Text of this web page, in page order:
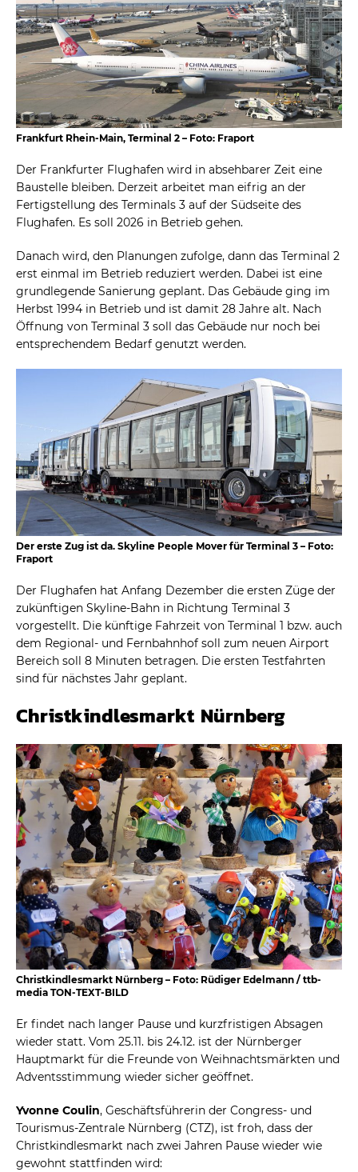
Frankfurt Rhein-Main, Terminal 2 – Foto: Fraport
Der Frankfurter Flughafen wird in absehbarer Zeit eine
Baustelle bleiben. Derzeit arbeitet man eifrig an der
Fertigstellung des Terminals 3 auf der Südseite des
Flughafen. Es soll 2026 in Betrieb gehen.
Danach wird, den Planungen zufolge, dann das Terminal 2
erst einmal im Betrieb reduziert werden. Dabei ist eine
grundlegende Sanierung geplant. Das Gebäude ging im
Herbst 1994 in Betrieb und ist damit 28 Jahre alt. Nach
Öffnung von Terminal 3 soll das Gebäude nur noch bei
entsprechendem Bedarf genutzt werden.
Der erste Zug ist da. Skyline People Mover für Terminal 3 – Foto:
Fraport
Der Flughafen hat Anfang Dezember die ersten Züge der
zukünftigen Skyline-Bahn in Richtung Terminal 3
vorgestellt. Die künftige Fahrzeit von Terminal 1 bzw. auch
dem Regional- und Fernbahnhof soll zum neuen Airport
Bereich soll 8 Minuten betragen. Die ersten Testfahrten
sind für nächstes Jahr geplant.
Christkindlesmarkt Nürnberg
Christkindlesmarkt Nürnberg – Foto: Rüdiger Edelmann / ttb-
media TON-TEXT-BILD
Er findet nach langer Pause und kurzfristigen Absagen
wieder statt. Vom 25.11. bis 24.12. ist der Nürnberger
Hauptmarkt für die Freunde von Weihnachtsmärkten und
Adventsstimmung wieder sicher geöffnet.
Yvonne Coulin, Geschäftsführerin der Congress- und
Tourismus-Zentrale Nürnberg (CTZ), ist froh, dass der
Christkindlesmarkt nach zwei Jahren Pause wieder wie
gewohnt stattfinden wird: